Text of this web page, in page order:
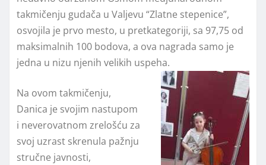
takmičenju gudača u Valjevu “Zlatne stepenice”,
osvojila je prvo mesto, u pretkategoriji, sa 97,75 od
maksimalnih 100 bodova, a ova nagrada samo je
jedna u nizu njenih velikih uspeha.
Na ovom takmičenju,
Danica je svojim nastupom
i neverovatnom zrelošću za
svoj uzrast skrenula pažnju
stručne javnosti,